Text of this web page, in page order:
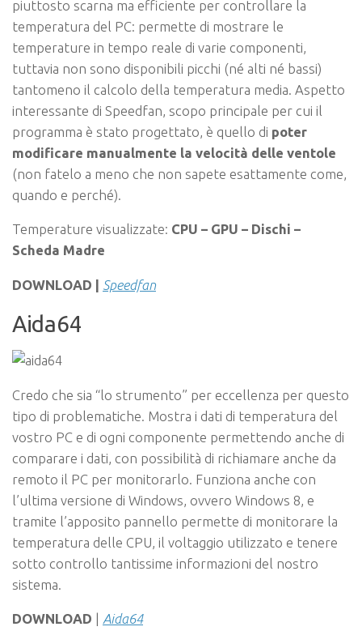
piuttosto scarna ma efficiente per controllare la
temperatura del PC: permette di mostrare le
temperature in tempo reale di varie componenti,
tuttavia non sono disponibili picchi (né alti né bassi)
tantomeno il calcolo della temperatura media. Aspetto
interessante di Speedfan, scopo principale per cui il
programma è stato progettato, è quello di poter
modificare manualmente la velocità delle ventole
(non fatelo a meno che non sapete esattamente come,
quando e perché).
Temperature visualizzate: CPU – GPU – Dischi –
Scheda Madre
DOWNLOAD | Speedfan
Aida64
Credo che sia “lo strumento” per eccellenza per questo
tipo di problematiche. Mostra i dati di temperatura del
vostro PC e di ogni componente permettendo anche di
comparare i dati, con possibilità di richiamare anche da
remoto il PC per monitorarlo. Funziona anche con
l’ultima versione di Windows, ovvero Windows 8, e
tramite l’apposito pannello permette di monitorare la
temperatura delle CPU, il voltaggio utilizzato e tenere
sotto controllo tantissime informazioni del nostro
sistema.
DOWNLOAD Aida64